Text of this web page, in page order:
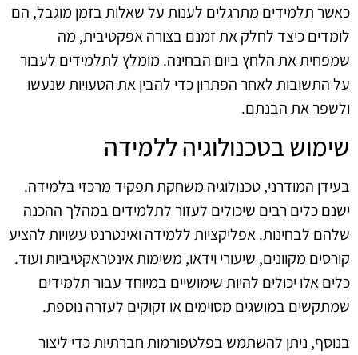
כאשר תלמידים מתרגלים לענות על שאלות בזמן מוגבל, הם
לומדים כיצד לחלק את זמנם בצורה אפקטיבית, מה
שמפחית את הלחץ ביום הבחינה. מומלץ לתלמידים לעבור
על התשובות לאחר הפתרון כדי להבין את הטעויות שנעשו
ולשפר את הבנתם.
שימוש בטכנולוגיה ללמידה
בעידן המודרני, טכנולוגיה משחקת תפקיד מרכזי בלמידה.
ישנם כלים רבים שיכולים לעזור לתלמידים במהלך ההכנה
שלהם לבחינות. אפליקציות ללמידה ואינטרנט עשויות להציע
קורסים מקוונים, שיעורי וידאו, משימות אינטראקטיביות ועוד.
כלים אלו יכולים להיות שימושיים במיוחד עבור תלמידים
שמתקשים במושגים מסוימים או זקוקים לעזרה נוספת.
בנוסף, ניתן להשתמש בפלטפורמות חברתיות כדי ליצור